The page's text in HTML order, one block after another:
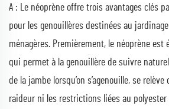
A : Le néoprène offre trois avantages clés
pour les genouillères destinées au
ménagères. Premièrement, le néoprène est
qui permet à la genouillère de suivre
de la jambe lorsqu’on s’agenouille, se
raideur ni les restrictions liées au